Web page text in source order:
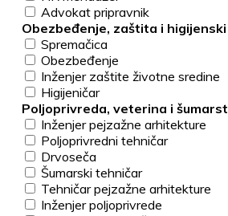
Advokat pripravnik
Obezbeđenje, zaštita i
Spremačica
Obezbeđenje
Inženjer zaštite životne sredine
Higijeničar
Poljoprivreda, veterina i
Inženjer pejzažne arhitekture
Poljoprivredni tehničar
Drvoseča
Šumarski tehničar
Tehničar pejzažne arhitekture
Inženjer poljoprivrede